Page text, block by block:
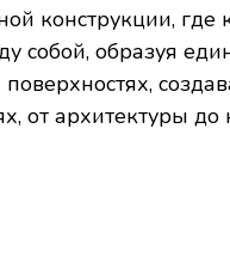
конструкции,
собой, образуя
от архитектуры